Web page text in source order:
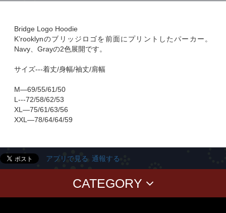
Bridge Logo Hoodie
K’rooklynのブリッジロゴを前面にプリントしたパーカー。
Navy、Grayの2色展開です。
サイズ---着丈/身幅/袖丈/肩幅
M—69/55/61/50
L---72/58/62/53
XL—75/61/63/56
XXL—78/64/64/59
アプリで見る 通報する
CATEGORY
T-SHIRTS PANTS CAP GOODS